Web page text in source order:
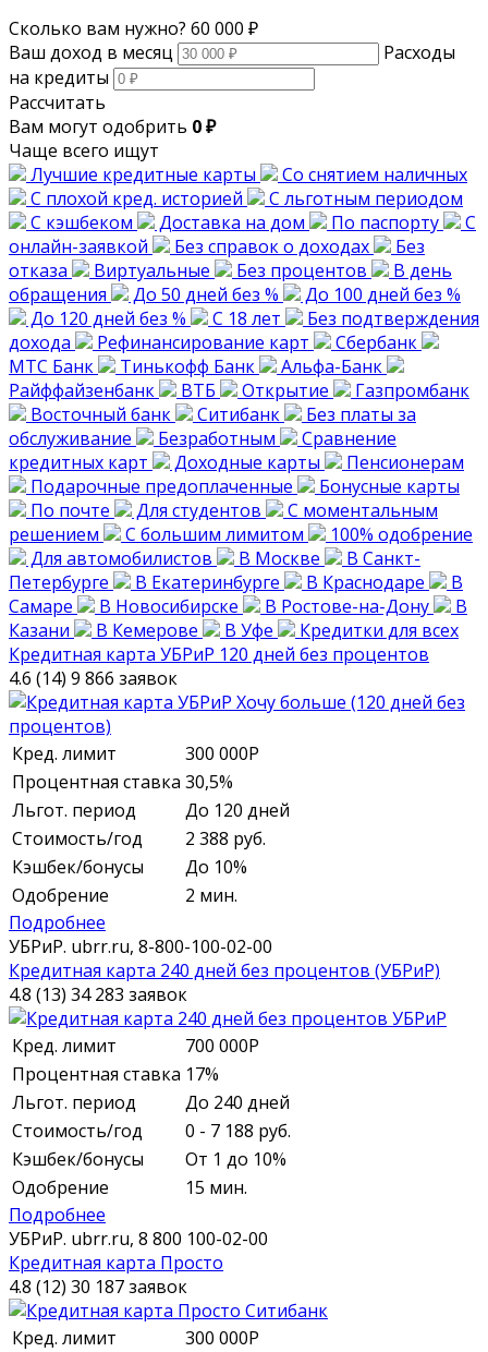
Сколько вам нужно? 60 000 ₽
Ваш доход в месяц
Расходы
на кредиты
Рассчитать
Вам могут одобрить 0 ₽
Чаще всего ищут
Лучшие кредитные карты
Со снятием наличных
С плохой кред. историей
С льготным периодом
С кэшбеком
Доставка на дом По паспорту
С
онлайн-заявкой
Без справок о доходах
Без
отказа
Виртуальные Без процентов
В день
обращения
До 50 дней без %
До 100 дней без %
До 120 дней без %
С 18 лет
Без подтверждения
дохода
Рефинансирование карт
Сбербанк
МТС Банк
Тинькофф Банк
Альфа-Банк
Райффайзенбанк
ВТБ Открытие
Газпромбанк
Восточный банк
Ситибанк
Без платы за
обслуживание
Безработным
Сравнение
кредитных карт
Доходные карты
Пенсионерам
Подарочные предоплаченные
Бонусные карты
По почте
Для студентов
С моментальным
решением
С большим лимитом
100% одобрение
Для автомобилистов
В Москве
В Санкт-
Петербурге
В Екатеринбурге В Краснодаре
В
Самаре
В Новосибирске В Ростове-на-Дону
В
Казани
В Кемерове В Уфе
Кредитки для всех
Кредитная карта УБРиР 120 дней без процентов
4.6 (14) 9 866 заявок
Кред. лимит 300 000Р
Процентная ставка 30,5%
Льгот. период
До 120 дней
Стоимость/год
2 388 руб.
Кэшбек/бонусы
До 10%
Одобрение
2 мин.
Подробнее
УБРиР. ubrr.ru, 8-800-100-02-00
Кредитная карта 240 дней без процентов (УБРиР)
4.8 (13) 34 283 заявок
Кред. лимит 700 000Р
Процентная ставка 17%
Льгот. период
До 240 дней
Стоимость/год
0 - 7 188 руб.
Кэшбек/бонусы
От 1 до 10%
Одобрение
15 мин.
Подробнее
УБРиР. ubrr.ru, 8 800 100-02-00
Кредитная карта Просто
4.8 (12) 30 187 заявок
Кред. лимит 300 000Р